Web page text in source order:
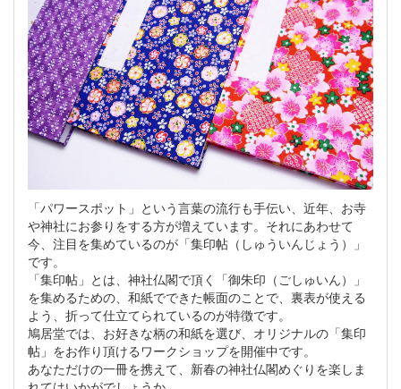
「パワースポット」という言葉の流行も手伝い、近年、お寺
や神社にお参りをする方が増えています。それにあわせて
今、注目を集めているのが「集印帖（しゅういんじょう）」
です。
「集印帖」とは、神社仏閣で頂く「御朱印（ごしゅいん）」
を集めるための、和紙でできた帳面のことで、裏表が使える
よう、折って仕立てられているのが特徴です。
鳩居堂では、お好きな柄の和紙を選び、オリジナルの「集印
帖」をお作り頂けるワークショップを開催中です。
あなただけの一冊を携えて、新春の神社仏閣めぐりを楽しま